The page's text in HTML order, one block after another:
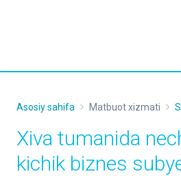
Asosiy sahifa Matbuot xizmati
Xiva tumanida
kichik biznes